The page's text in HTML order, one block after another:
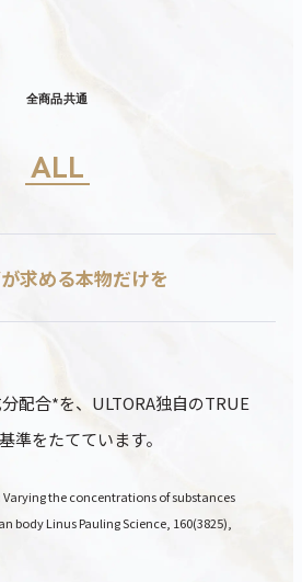
全商品共通
ALL
求める本物だけを
配合*を、ULTORA独自のTRUE
準をたてています。
the concentrations of substances
body Linus Pauling Science, 160(3825),